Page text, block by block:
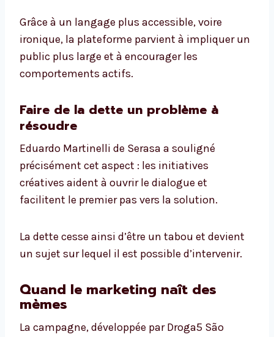
Grâce à un langage plus accessible, voire
ironique, la plateforme parvient à impliquer un
public plus large et à encourager les
comportements actifs.
Faire de la dette un problème à
résoudre
Eduardo Martinelli de Serasa a souligné
précisément cet aspect : les initiatives
créatives aident à ouvrir le dialogue et
facilitent le premier pas vers la solution.
La dette cesse ainsi d’être un tabou et devient
un sujet sur lequel il est possible d’intervenir.
Quand le marketing naît des
mèmes
La campagne, développée par Droga5 São